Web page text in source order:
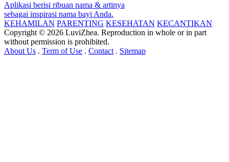
Aplikasi berisi ribuan nama & artinya
sebagai inspirasi nama bayi Anda.
KEHAMILAN PARENTING KESEHATAN KECANTIKAN
Copyright © 2026 LuviZhea. Reproduction in whole or in part
without permission is prohibited.
About Us . Term of Use . Contact . Sitemap